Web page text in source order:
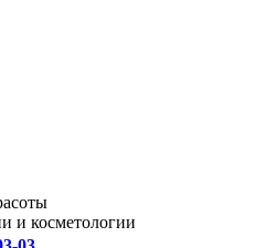
и косметологии